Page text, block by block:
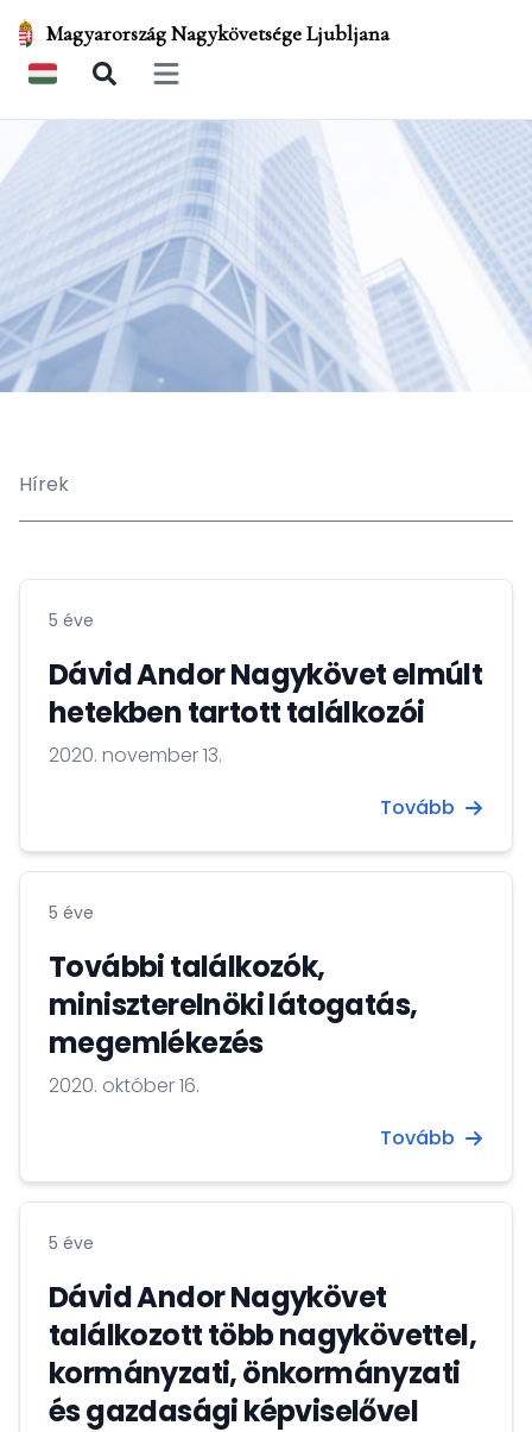
Magyarország Nagykövetsége Ljubljana
Open main menu
Hírek
5 éve
Dávid Andor Nagykövet elmúlt
hetekben tartott találkozói
2020. november 13.
Tovább
5 éve
További találkozók,
miniszterelnöki látogatás,
megemlékezés
2020. október 16.
Tovább
5 éve
Dávid Andor Nagykövet
találkozott több nagykövettel,
kormányzati, önkormányzati
és gazdasági képviselővel